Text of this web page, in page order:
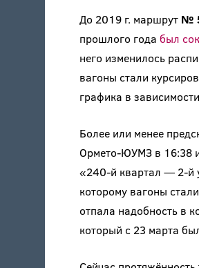
До 2019 г. маршрут №
прошлого года был
него изменилось
вагоны стали
графика в
Более или менее
Ормето-ЮУМЗ в 16:38
«240-й квартал — 2-й
которому вагоны
отпала надобность в
который с 23 марта